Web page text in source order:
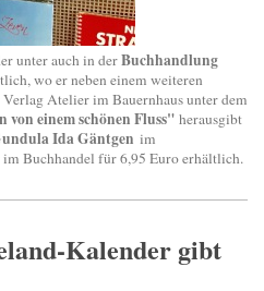
unter auch in derBuchhandlung
wo er neben einem weiteren
Atelier im Bauernhaus unter dem
einem schönen Fluss" herausgibt
Ida Gäntgen im
Buchhandel für 6,95 Euro erhältlich.
Kalender gibt